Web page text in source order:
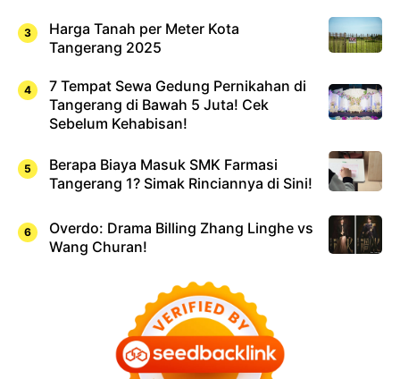
Harga Tanah per Meter Kota
Tangerang 2025
7 Tempat Sewa Gedung Pernikahan di
Tangerang di Bawah 5 Juta! Cek
Sebelum Kehabisan!
Berapa Biaya Masuk SMK Farmasi
Tangerang 1? Simak Rinciannya di Sini!
Overdo: Drama Billing Zhang Linghe vs
Wang Churan!